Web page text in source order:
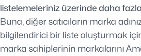
listelemeleriniz üzerinde daha
Buna, diğer satıcıların marka
bilgilendirici bir liste oluşturmak
marka sahiplerinin markalarını